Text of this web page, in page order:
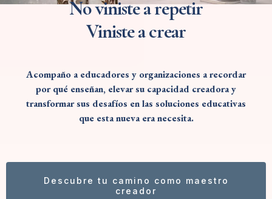
No viniste a repetir
Viniste a crear
Acompaño a educadores y organizaciones a recordar
por qué enseñan, elevar su capacidad creadora y
transformar sus desafíos en las soluciones educativas
que esta nueva era necesita.
Descubre tu camino como maestro
creador